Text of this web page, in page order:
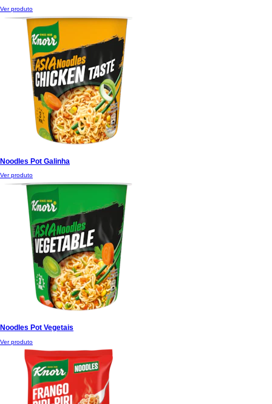
Ver produto
Noodles Pot Galinha
Ver produto
Noodles Pot Vegetais
Ver produto